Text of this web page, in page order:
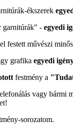
ékszerek
garnitúrák" - egyedi
festett művészi
grafika egyedi
festmény a
vagy bármi
sorozatom.